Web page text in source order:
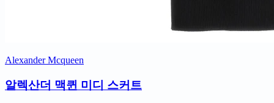
Alexander Mcqueen
알렉산더 맥퀸 미디 스커트